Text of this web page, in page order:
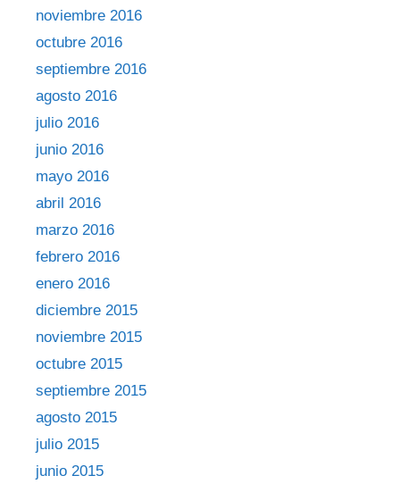
noviembre 2016
octubre 2016
septiembre 2016
agosto 2016
julio 2016
junio 2016
mayo 2016
abril 2016
marzo 2016
febrero 2016
enero 2016
diciembre 2015
noviembre 2015
octubre 2015
septiembre 2015
agosto 2015
julio 2015
junio 2015